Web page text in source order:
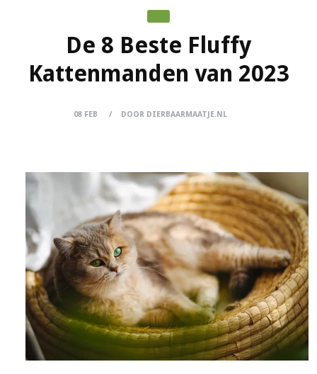
De 8 Beste Fluffy
Kattenmanden van 2023
08 FEB DOOR DIERBAARMAATJE.NL